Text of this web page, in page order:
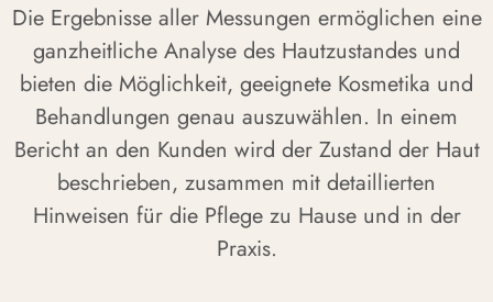
Die Ergebnisse aller Messungen ermöglichen eine
ganzheitliche Analyse des Hautzustandes und
bieten die Möglichkeit, geeignete Kosmetika und
Behandlungen genau auszuwählen. In einem
Bericht an den Kunden wird der Zustand der Haut
beschrieben, zusammen mit detaillierten
Hinweisen für die Pflege zu Hause und in der
Praxis.